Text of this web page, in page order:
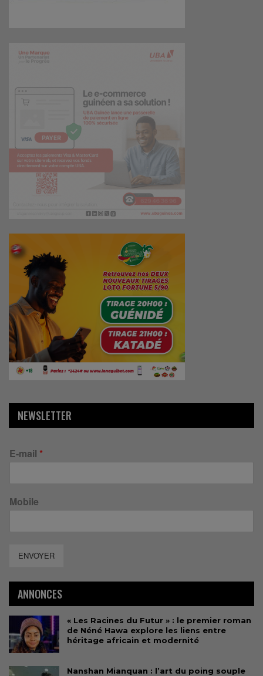
NEWSLETTER
E-mail *
Mobile
ENVOYER
ANNONCES
« Les Racines du Futur » : le premier roman
de Néné Hawa explore les liens entre
héritage africain et modernité
Nanshan Mianquan : l’art du poing souple